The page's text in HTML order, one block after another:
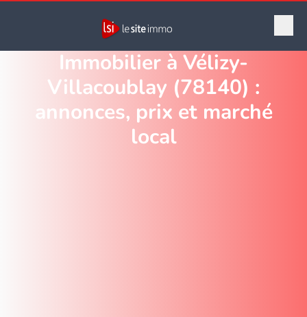
Immobilier à Vélizy-
Villacoublay (78140) :
annonces, prix et marché
local